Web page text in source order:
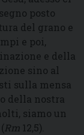
posto
del grano e
e poi,
e della
sino al
sulla mensa
della nostra
siamo un
Rm 12,5).